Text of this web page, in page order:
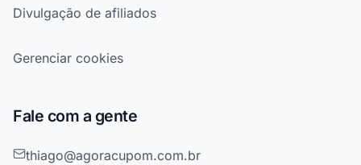
Divulgação de afiliados
Gerenciar cookies
Fale com a gente
thiago@agoracupom.com.br